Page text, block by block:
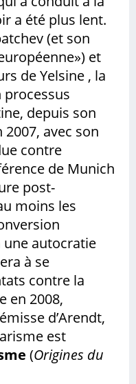
a été plus lent.
(et son
et
de Yelsine , la
processus
depuis son
2007, avec son
contre
de Munich
post-
moins les
autocratie
à se
contre la
en 2008,
d’Arendt,
est
(Origines du